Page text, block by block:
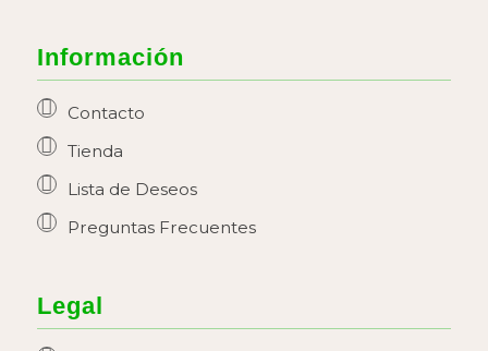
Información
Contacto
Tienda
Lista de Deseos
Preguntas Frecuentes
Legal